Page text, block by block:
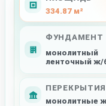
334.87 м²
ФУНДАМЕНТ
монолитный
ленточный ж/
ПЕРЕКРЫТИЯ
монолитные